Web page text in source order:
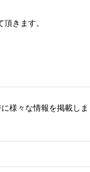
きます。
様々な情報を掲載しま